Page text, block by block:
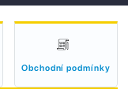
Obchodní podmínky